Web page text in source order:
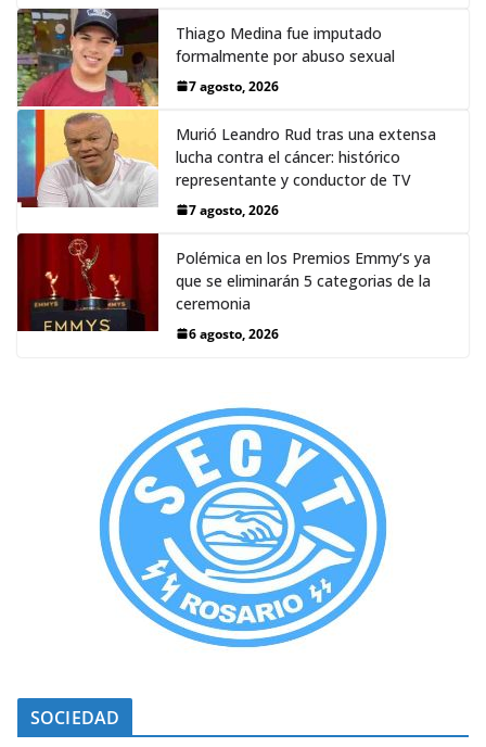
Thiago Medina fue imputado
formalmente por abuso sexual
7 agosto, 2026
Murió Leandro Rud tras una extensa
lucha contra el cáncer: histórico
representante y conductor de TV
7 agosto, 2026
Polémica en los Premios Emmy‘s ya
que se eliminarán 5 categorias de la
ceremonia
6 agosto, 2026
SOCIEDAD